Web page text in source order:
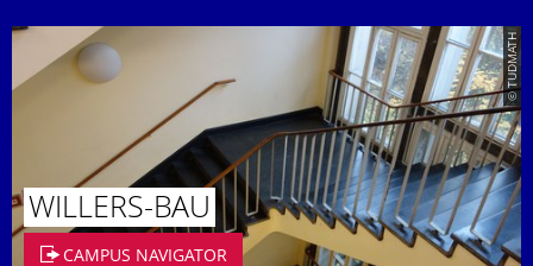
© TUDMATH
WILLERS-BAU
CAMPUS NAVIGATOR